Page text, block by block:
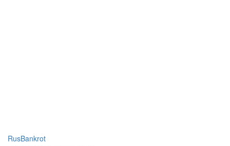
Знаем все о банкротстве